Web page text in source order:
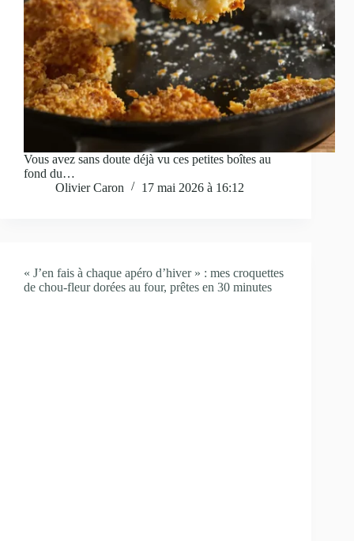
Vous avez sans doute déjà vu ces petites boîtes au
fond du…
Olivier Caron
17 mai 2026 à 16:12
« J’en fais à chaque apéro d’hiver » : mes croquettes
de chou-fleur dorées au four, prêtes en 30 minutes